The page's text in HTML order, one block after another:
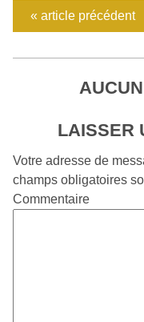
« article précédent
LAISSER
Votre adresse de
champs obligatoires
Commentaire